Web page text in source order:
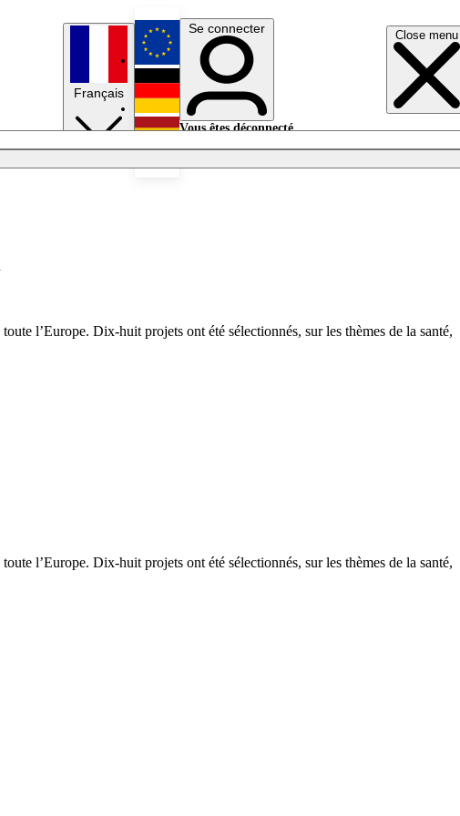
Close menu
Français
English
Deutsch
Se connecter
Vous êtes déconnecté.
l’Europe. Dix-huit projets ont été sélectionnés, sur les thèmes de la santé,
l’Europe. Dix-huit projets ont été sélectionnés, sur les thèmes de la santé,